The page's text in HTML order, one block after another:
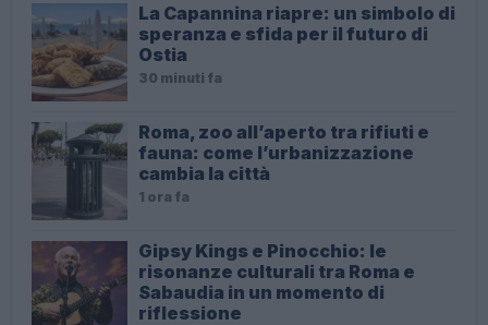
La Capannina riapre: un simbolo di
speranza e sfida per il futuro di
Ostia
30 minuti fa
Roma, zoo all’aperto tra rifiuti e
fauna: come l’urbanizzazione
cambia la città
1 ora fa
Gipsy Kings e Pinocchio: le
risonanze culturali tra Roma e
Sabaudia in un momento di
riflessione